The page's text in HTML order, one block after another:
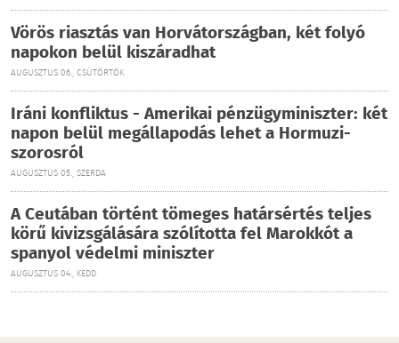
Vörös riasztás van Horvátországban, két folyó
napokon belül kiszáradhat
AUGUSZTUS 06., CSÜTÖRTÖK
Iráni konfliktus - Amerikai pénzügyminiszter: két
napon belül megállapodás lehet a Hormuzi-
szorosról
AUGUSZTUS 05., SZERDA
A Ceutában történt tömeges határsértés teljes
körű kivizsgálására szólította fel Marokkót a
spanyol védelmi miniszter
AUGUSZTUS 04., KEDD